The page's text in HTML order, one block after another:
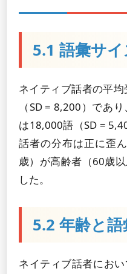
5.1 語彙サ
ネイティブ話者の平
（SD = 8,200）であ
は18,000語（SD =
話者の分布は正に歪
歳）が高齢者（60歳
した。
5.2 年齢と
ネイティブ話者にお